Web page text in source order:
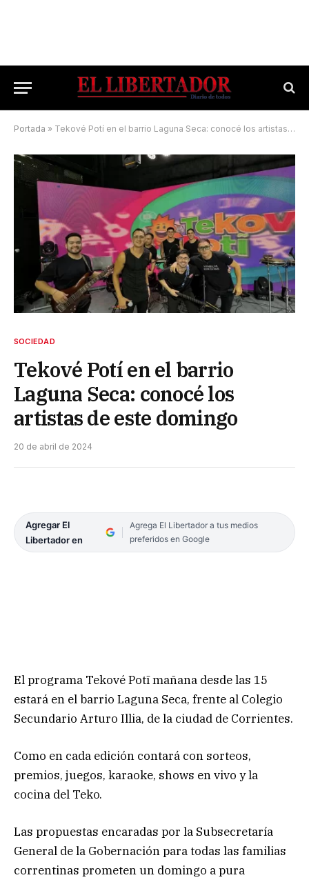
Portada » Tekové Potí en el barrio Laguna Seca: conocé los artistas de este domingo
SOCIEDAD
Tekové Potí en el barrio
Laguna Seca: conocé los
artistas de este domingo
20 de abril de 2024
Agregar El
Libertador en
Agrega El Libertador a tus medios
preferidos en Google
El programa Tekové Potī mañana desde las 15
estará en el barrio Laguna Seca, frente al Colegio
Secundario Arturo Illia, de la ciudad de Corrientes.
Como en cada edición contará con sorteos,
premios, juegos, karaoke, shows en vivo y la
cocina del Teko.
Las propuestas encaradas por la Subsecretaría
General de la Gobernación para todas las familias
correntinas prometen un domingo a pura